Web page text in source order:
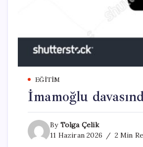
EĞITIM
İmamoğlu
By Tolga Çelik
11 Haziran 2026
2 Min